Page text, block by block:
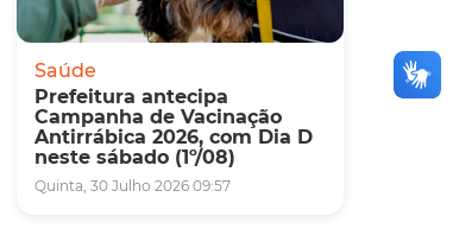
Saúde
Prefeitura antecipa
Campanha de Vacinação
Antirrábica 2026, com Dia D
neste sábado (1º/08)
Quinta, 30 Julho 2026 09:57